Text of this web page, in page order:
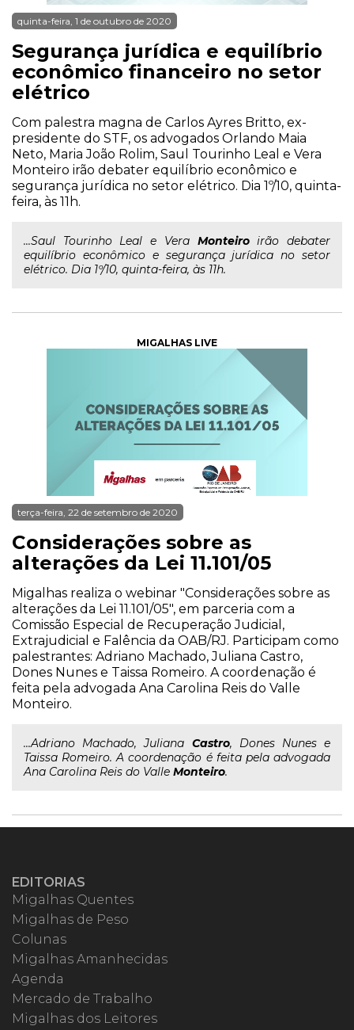
quinta-feira, 1 de outubro de 2020
Segurança jurídica e equilíbrio
econômico financeiro no setor
elétrico
Com palestra magna de Carlos Ayres Britto, ex-
presidente do STF, os advogados Orlando Maia
Neto, Maria João Rolim, Saul Tourinho Leal e Vera
Monteiro irão debater equilíbrio econômico e
segurança jurídica no setor elétrico. Dia 1º/10, quinta-
feira, às 11h.
...Saul Tourinho Leal e Vera Monteiroirão debater
equilíbrio econômico e segurança jurídica no setor
elétrico. Dia 1º/10, quinta-feira, às 11h.
MIGALHAS LIVE
terça-feira, 22 de setembro de 2020
Considerações sobre as
alterações da Lei 11.101/05
Migalhas realiza o webinar "Considerações sobre as
alterações da Lei 11.101/05", em parceria com a
Comissão Especial de Recuperação Judicial,
Extrajudicial e Falência da OAB/RJ. Participam como
palestrantes: Adriano Machado, Juliana Castro,
Dones Nunes e Taissa Romeiro. A coordenação é
feita pela advogada Ana Carolina Reis do Valle
Monteiro.
...Adriano Machado, Juliana Castro, Dones Nunes e
Taissa Romeiro. A coordenação é feita pela advogada
Ana Carolina Reis do Valle Monteiro.
EDITORIAS
Migalhas Quentes
Migalhas de Peso
Colunas
Migalhas Amanhecidas
Agenda
Mercado de Trabalho
Migalhas dos Leitores